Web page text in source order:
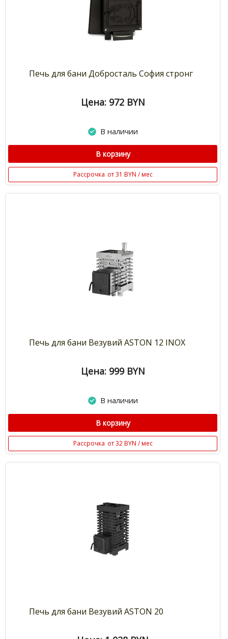
Печь для бани Добросталь София стронг
Цена: 972 BYN
В наличии
В корзину
Рассрочка от 31 BYN / мес
Печь для бани Везувий ASTON 12 INOX
Цена: 999 BYN
В наличии
В корзину
Рассрочка от 32 BYN / мес
Печь для бани Везувий ASTON 20